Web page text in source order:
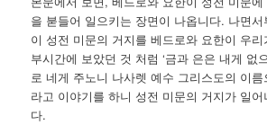
을 붇들어 일으키는 장면이 나옵니다. 나면
이 성전 미문의 거지를 베드로와 요한이 우
부시간에 보았던 것 처럼 ‘금과 은은 내게 없
로 네게 주노니 나사렛 예수 그리스도의 이름
라고 이야기를 하니 성전 미문의 거지가 일
다.